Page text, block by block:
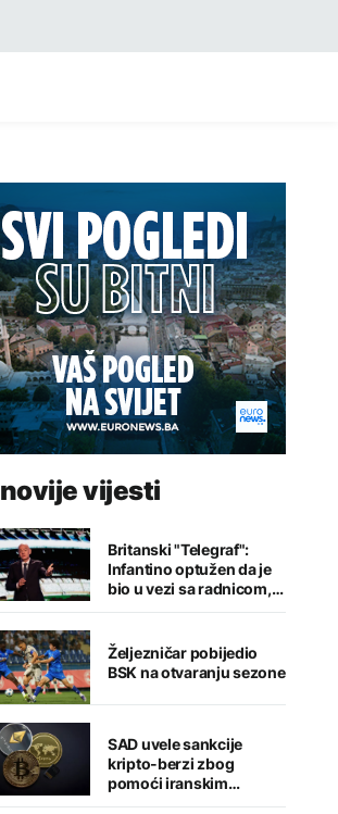
vijesti
Britanski "Telegraf":
Infantino optužen da je
bio u vezi sa radnicom,
FIFA odbacila navode
Željezničar pobijedio
BSK na otvaranju sezone
SAD uvele sankcije
kripto-berzi zbog
pomoći iranskim
snagama